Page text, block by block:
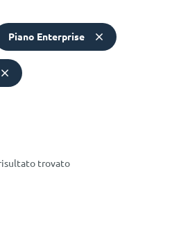
Piano Enterprise
trovato